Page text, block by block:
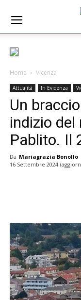
Home Vicenza
Attualità In Evidenza
Un
indizio
Pablito. Il
Da Mariagrazia Bonollo
16 Settembre 2024